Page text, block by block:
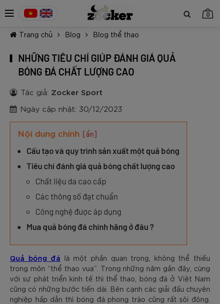
0
Trang chủ Blog Blog thể thao
NHỮNG TIÊU CHÍ GIÚP ĐÁNH GIÁ QUẢ
BÓNG ĐÁ CHẤT LƯỢNG CAO
Tác giả: Zocker Sport
Ngày cập nhật: 30/12/2023
Nội dung chính [ẩn]
Cấu tạo và quy trình sản xuất một quả bóng
Tiêu chí đánh giá quả bóng chất lượng cao
Chất liệu da cao cấp
Các thông số đạt chuẩn
Công nghệ được áp dụng
Mua quả bóng đá chính hãng ở đâu ?
Quả bóng đá là một phần quan trọng, không thể thiếu
trong môn “thể thao vua”. Trong những năm gần đây, cùng
với sự phát triển kinh tế thì thể thao, bóng đá ở Việt Nam
cũng có những bước tiến dài. Bên cạnh các giải đấu chuyên
nghiệp hấp dẫn thì bóng đá phong trào cũng rất sôi động.